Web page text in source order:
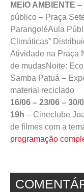
MEIO AMBIENTE
público – Praça
ParangoléAula
Climáticas”
Atividade na Praça
de mudasNoite:
Samba Patuá –
material
16/06 – 23/06 – 30/
19h – Cineclube
de filmes com a
programação